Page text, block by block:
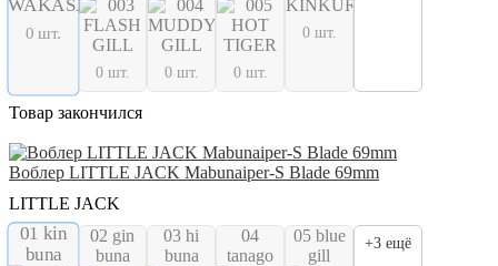
0 шт.
0 шт. 0 шт. 0 шт.
0 шт.
Товар закончился
Воблер LITTLE JACK Mabunaiper-S Blade 69mm
LITTLE JACK
01 kin
buna
02 gin
buna
03 hi
buna
04
tanago
05 blue
gill
+3 ещё